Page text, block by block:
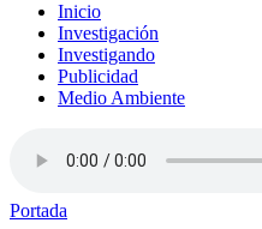
Inicio
Investigación
Investigando
Publicidad
Medio Ambiente
Portada